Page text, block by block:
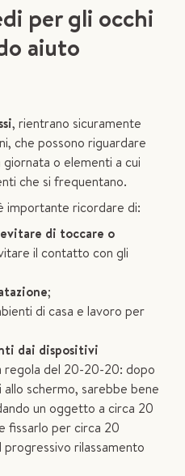
per gli occhi
aiuto
, rientrano sicuramente
che possono riguardare
o elementi a cui
che si frequentano.
importante ricordare di:
evitare di toccare o
il contatto con gli
;
di casa e lavoro per
dai dispositivi
regola del 20-20-20: dopo
schermo, sarebbe bene
un oggetto a circa 20
fissarlo per circa 20
rilassamento